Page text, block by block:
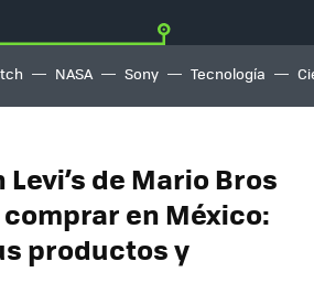
NASA Sony Tecnología
de Mario Bros
en México:
productos y